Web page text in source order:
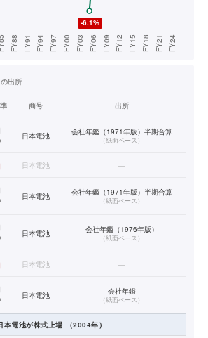
出所
商号 出所
日本電池 会社年鑑（1971年版）半期合算
（紙面ベース）
日本電池 —
日本電池 会社年鑑（1971年版）半期合算
（紙面ベース）
日本電池 会社年鑑（1976年版）
（紙面ベース）
日本電池 —
日本電池 会社年鑑
（紙面ベース）
本電池が株式上場 （2004年）